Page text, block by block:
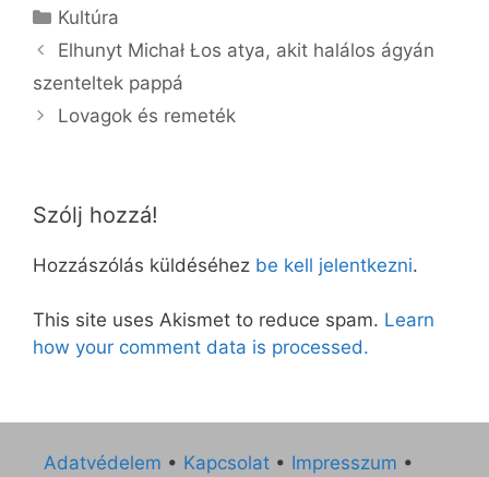
Kategória
Kultúra
Elhunyt Michał Łos atya, akit halálos ágyán
szenteltek pappá
Lovagok és remeték
Szólj hozzá!
Hozzászólás küldéséhez be kell jelentkezni.
This site uses Akismet to reduce spam. Learn
how your comment data is processed.
Adatvédelem • Kapcsolat • Impresszum •